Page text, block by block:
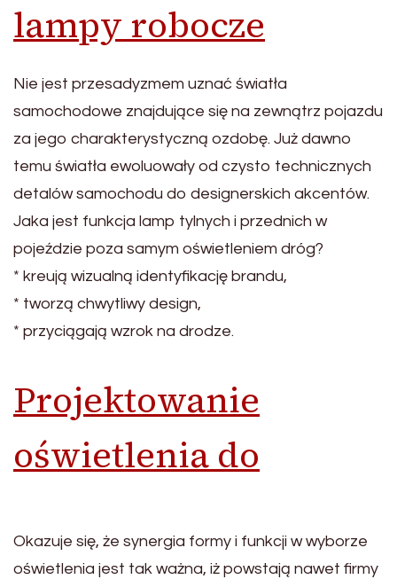
lampy robocze
Nie jest przesadyzmem uznać światła
samochodowe znajdujące się na zewnątrz pojazdu
za jego charakterystyczną ozdobę. Już dawno
temu światła ewoluowały od czysto technicznych
detalów samochodu do designerskich akcentów.
Jaka jest funkcja lamp tylnych i przednich w
pojeździe poza samym oświetleniem dróg?
* kreują wizualną identyfikację brandu,
* tworzą chwytliwy design,
* przyciągają wzrok na drodze.
Projektowanie
oświetlenia do
Okazuje się, że synergia formy i funkcji w wyborze
oświetlenia jest tak ważna, iż powstają nawet firmy